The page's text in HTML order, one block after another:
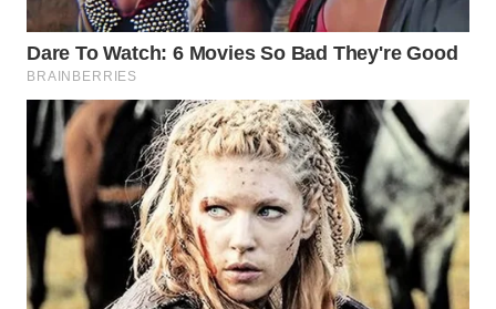
WAHANA
SPORT
WAHANA
UMKM
WAHANA
SELEB
WAHANA